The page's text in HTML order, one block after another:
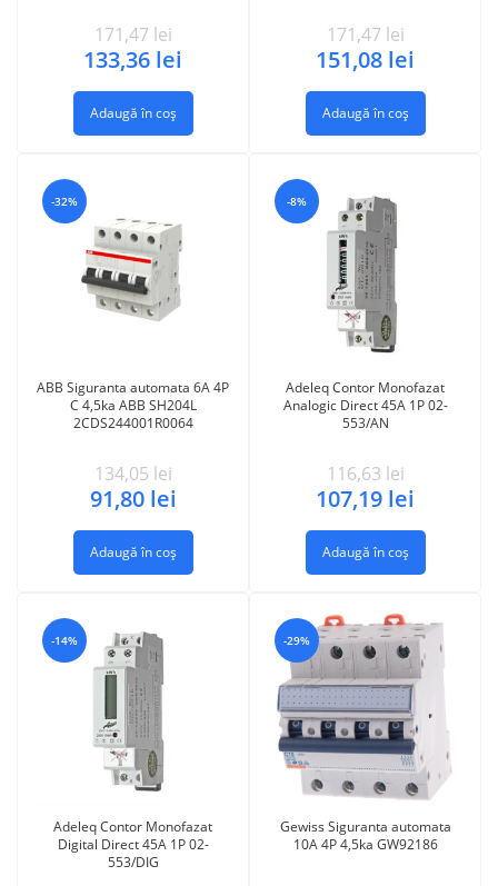
171,47 lei
133,36 lei
Adaugă în coș
171,47 lei
151,08 lei
Adaugă în coș
-32%
ABB Siguranta automata 6A 4P
C 4,5ka ABB SH204L
2CDS244001R0064
134,05 lei
91,80 lei
Adaugă în coș
-8%
Adeleq Contor Monofazat
Analogic Direct 45A 1P 02-
553/AN
116,63 lei
107,19 lei
Adaugă în coș
-14%
Adeleq Contor Monofazat
Digital Direct 45A 1P 02-
553/DIG
-29%
Gewiss Siguranta automata
10A 4P 4,5ka GW92186